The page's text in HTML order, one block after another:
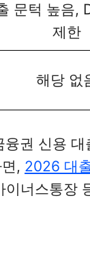
문턱 높음,
제한
해당 없
융권 신용
, 2026 대
이너스통